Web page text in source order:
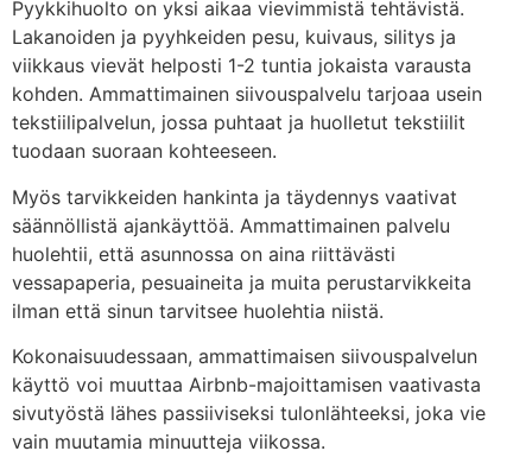
Pyykkihuolto on yksi aikaa vievimmistä tehtävistä.
Lakanoiden ja pyyhkeiden pesu, kuivaus, silitys ja
viikkaus vievät helposti 1-2 tuntia jokaista varausta
kohden. Ammattimainen siivouspalvelu tarjoaa usein
tekstiilipalvelun, jossa puhtaat ja huolletut tekstiilit
tuodaan suoraan kohteeseen.
Myös tarvikkeiden hankinta ja täydennys vaativat
säännöllistä ajankäyttöä. Ammattimainen palvelu
huolehtii, että asunnossa on aina riittävästi
vessapaperia, pesuaineita ja muita perustarvikkeita
ilman että sinun tarvitsee huolehtia niistä.
Kokonaisuudessaan, ammattimaisen siivouspalvelun
käyttö voi muuttaa Airbnb-majoittamisen vaativasta
sivutyöstä lähes passiiviseksi tulonlähteeksi, joka vie
vain muutamia minuutteja viikossa.